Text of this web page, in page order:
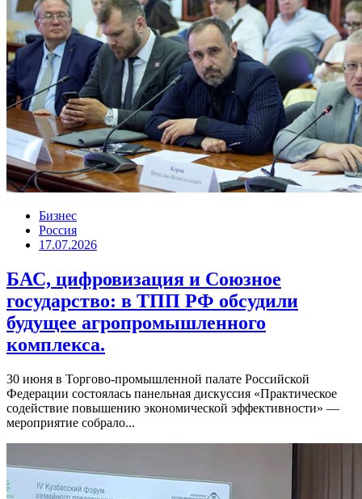
Бизнес
Россия
17.07.2026
БАС, цифровизация и Союзное
государство: в ТПП РФ обсудили
будущее агропромышленного
комплекса.
30 июня в Торгово-промышленной палате Российской
Федерации состоялась панельная дискуссия «Практическое
содействие повышению экономической эффективности» —
мероприятие собрало...